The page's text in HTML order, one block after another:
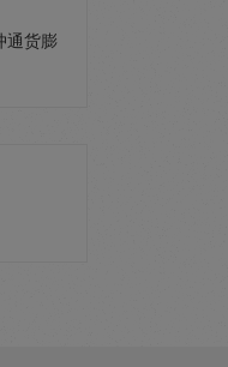
通货膨